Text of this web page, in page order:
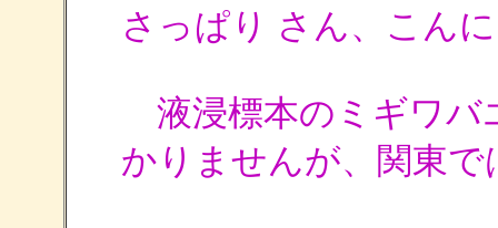
さっぱり さん、こん
液浸標本のミギワバ
かりませんが、関東